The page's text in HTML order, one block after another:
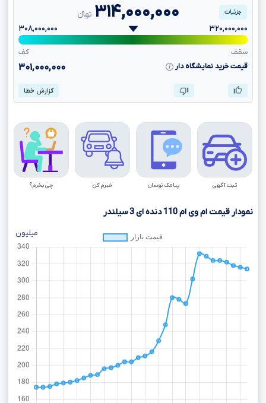
۳۱۴,۰۰۰,۰۰۰ تومانءءء جزئیات
۳۲۰,۰۰۰,۰۰۰ ۳۰۸,۰۰۰,۰۰۰
سقف
کف
قیمت خرید نمایشگاه دار
۳۰۱,۰۰۰,۰۰۰
گزارش خطا
ثبت آگهی پیامک نوسان خبرم کن چی بخرم؟
نمودار قیمت ام وی ام110دنده ای3سیلندر
میلیون